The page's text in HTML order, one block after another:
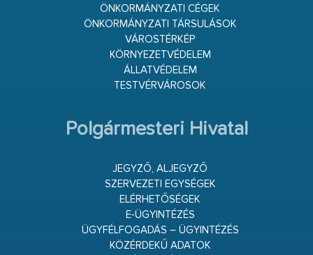
ÖNKORMÁNYZATI CÉGEK
ÖNKORMÁNYZATI TÁRSULÁSOK
VÁROSTÉRKÉP
KÖRNYEZETVÉDELEM
ÁLLATVÉDELEM
TESTVÉRVÁROSOK
Polgármesteri Hivatal
JEGYZŐ, ALJEGYZŐ
SZERVEZETI EGYSÉGEK
ELÉRHETŐSÉGEK
E-ÜGYINTÉZÉS
ÜGYFÉLFOGADÁS – ÜGYINTÉZÉS
KÖZÉRDEKŰ ADATOK